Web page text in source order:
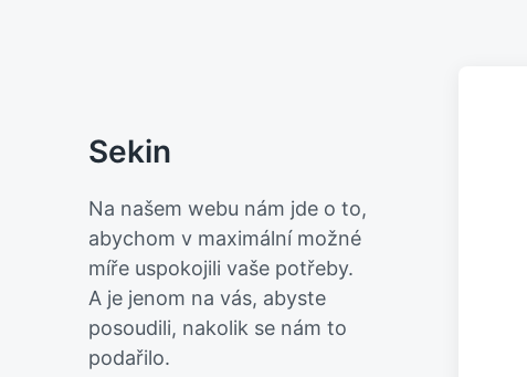
Sekin
Na našem webu nám jde o to,
abychom v maximální možné
míře uspokojili vaše potřeby.
A je jenom na vás, abyste
posoudili, nakolik se nám to
podařilo.